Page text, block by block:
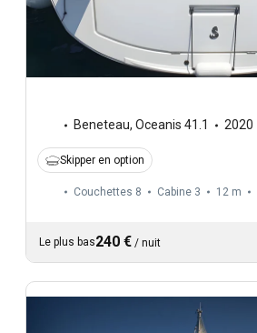
Beneteau, Oceanis 41.1 2020
Skipper en option
Couchettes 8 Cabine 3 12 m
Le plus bas240 € / nuit